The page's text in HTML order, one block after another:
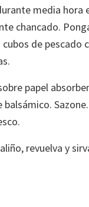
media hora
chancado.
cubos de pescado
papel
balsámico.
revuelva y